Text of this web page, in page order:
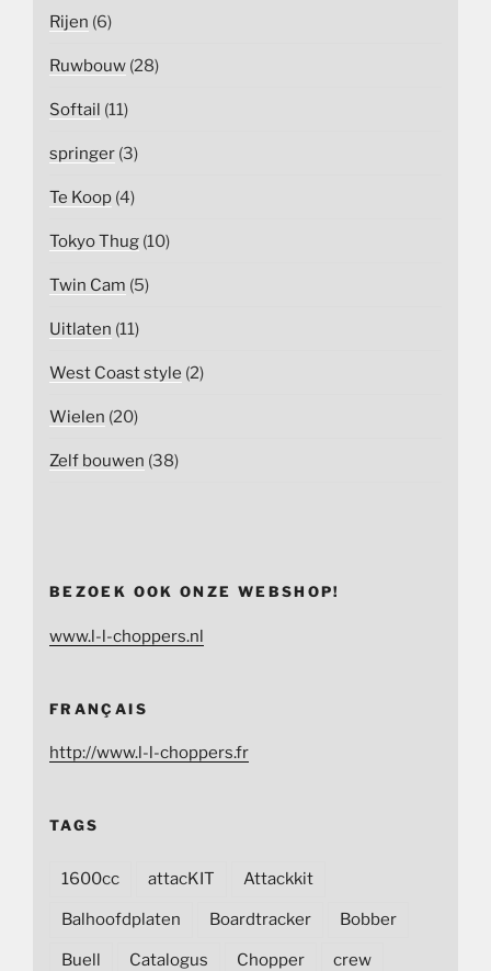
Rijen (6)
Ruwbouw (28)
Softail (11)
springer (3)
Te Koop (4)
Tokyo Thug (10)
Twin Cam (5)
Uitlaten (11)
West Coast style (2)
Wielen (20)
Zelf bouwen (38)
BEZOEK OOK ONZE WEBSHOP!
www.l-l-choppers.nl
FRANÇAIS
http://www.l-l-choppers.fr
TAGS
1600cc attacKIT Attackkit
Balhoofdplaten Boardtracker Bobber
Buell Catalogus Chopper crew